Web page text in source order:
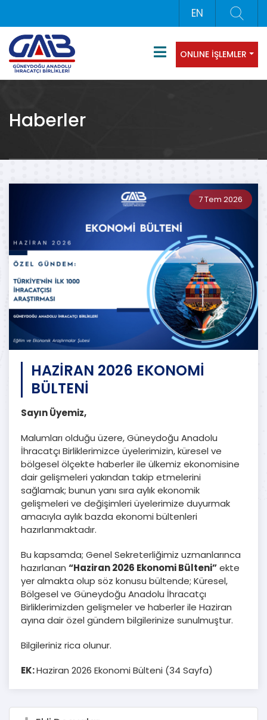
EN
ONLINE İŞLEMLER
Haberler
7 Tem 2026
HAZİRAN 2026 EKONOMİ
BÜLTENİ
Sayın Üyemiz,
Malumları olduğu üzere, Güneydoğu Anadolu
İhracatçı Birliklerimizce üyelerimizin, küresel ve
bölgesel ölçekte haberler ile ülkemiz ekonomisine
dair gelişmeleri yakından takip etmelerini
sağlamak; bunun yanı sıra aylık ekonomik
gelişmeleri ve değişimleri üyelerimize duyurmak
amacıyla aylık bazda ekonomi bültenleri
hazırlanmaktadır.
Bu kapsamda; Genel Sekreterliğimiz uzmanlarınca
hazırlanan “Haziran 2026 Ekonomi Bülteni”ekte
yer almakta olup söz konusu bültende; Küresel,
Bölgesel ve Güneydoğu Anadolu İhracatçı
Birliklerimizden gelişmeler ve haberler ile Haziran
ayına dair özel gündem bilgilerinize sunulmuştur.
Bilgileriniz rica olunur.
EK:Haziran 2026 Ekonomi Bülteni (34 Sayfa)